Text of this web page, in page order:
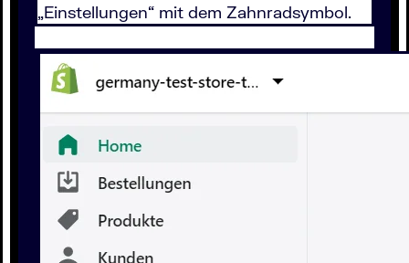
„Einstellungen“ mit dem Zahnradsymbol.